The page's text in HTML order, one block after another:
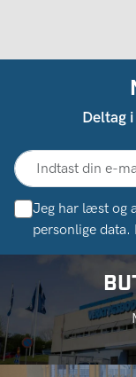
Deltag
Jeg har læst og
personlige data.